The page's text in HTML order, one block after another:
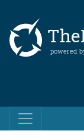
powered